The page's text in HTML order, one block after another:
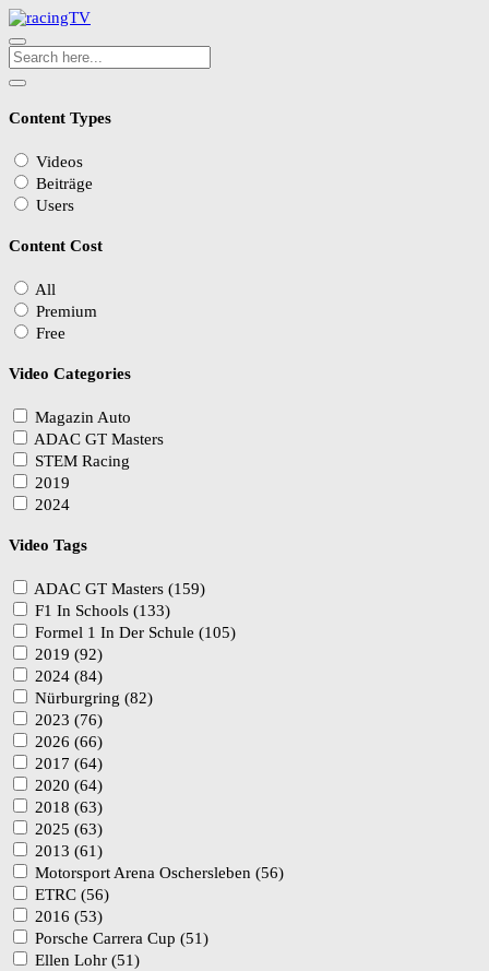
Content Types
Videos
Beiträge
Users
Content Cost
All
Premium
Free
Video Categories
Magazin Auto
ADAC GT Masters
STEM Racing
2019
2024
Video Tags
ADAC GT Masters (159)
F1 In Schools (133)
Formel 1 In Der Schule (105)
2019 (92)
2024 (84)
Nürburgring (82)
2023 (76)
2026 (66)
2017 (64)
2020 (64)
2018 (63)
2025 (63)
2013 (61)
Motorsport Arena Oschersleben (56)
ETRC (56)
2016 (53)
Porsche Carrera Cup (51)
Ellen Lohr (51)